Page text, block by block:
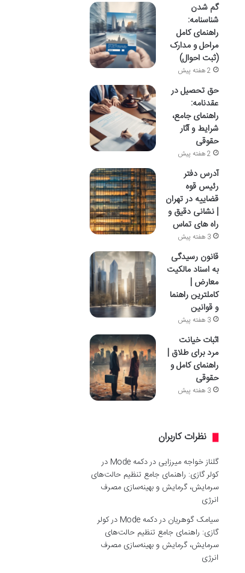
گم شدن
شناسنامه:
راهنمای کامل
مراحل و مدارک
(ثبت احوال)
2 هفته پیش
حق تحصیل در
عقدنامه:
راهنمای جامع،
شرایط و آثار
حقوقی
2 هفته پیش
آدرس دفتر
رئیس قوه
قضاییه در تهران
| نشانی دقیق و
راه های تماس
3 هفته پیش
قانون رسیدگی
به اسناد مالکیت
معارض |
کاملترین راهنما
و قوانین
3 هفته پیش
اثبات خیانت
مرد برای طلاق |
راهنمای کامل و
حقوقی
3 هفته پیش
نظرات کاربران
گلناز خواجه میرزایی در
دکمه Mode در
کولر گازی: راهنمای جامع تنظیم حالت‌های
سرمایش، گرمایش و بهینه‌سازی مصرف
انرژی
سیامک گوهریان در
دکمه Mode در کولر
گازی: راهنمای جامع تنظیم حالت‌های
سرمایش، گرمایش و بهینه‌سازی مصرف
انرژی